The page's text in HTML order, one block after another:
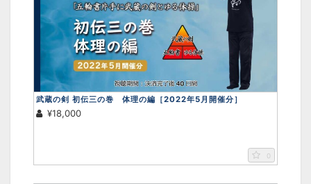
武蔵の剣 初伝三の巻 体理の編［2022年5月開催分］
¥18,000
0